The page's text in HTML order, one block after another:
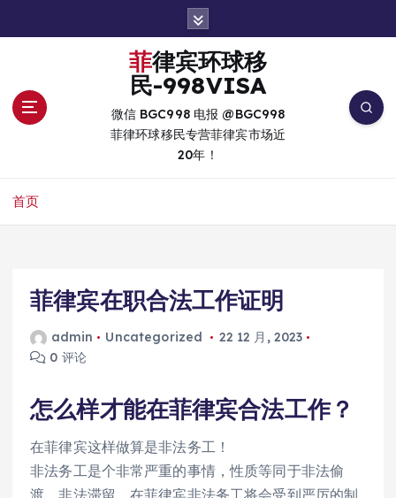
菲律宾环球移
民-998VISA
微信 BGC998 电报 @BGC998
菲律环球移民专营菲律宾市场近
20年！
首页
菲律宾在职合法工作证明
admin Uncategorized
22 12 月, 2023
0 评论
怎么样才能在菲律宾合法工作？
在菲律宾这样做算是非法务工！
非法务工是个非常严重的事情，性质等同于非法偷
渡、非法滞留。在菲律宾非法务工将会受到严厉的制